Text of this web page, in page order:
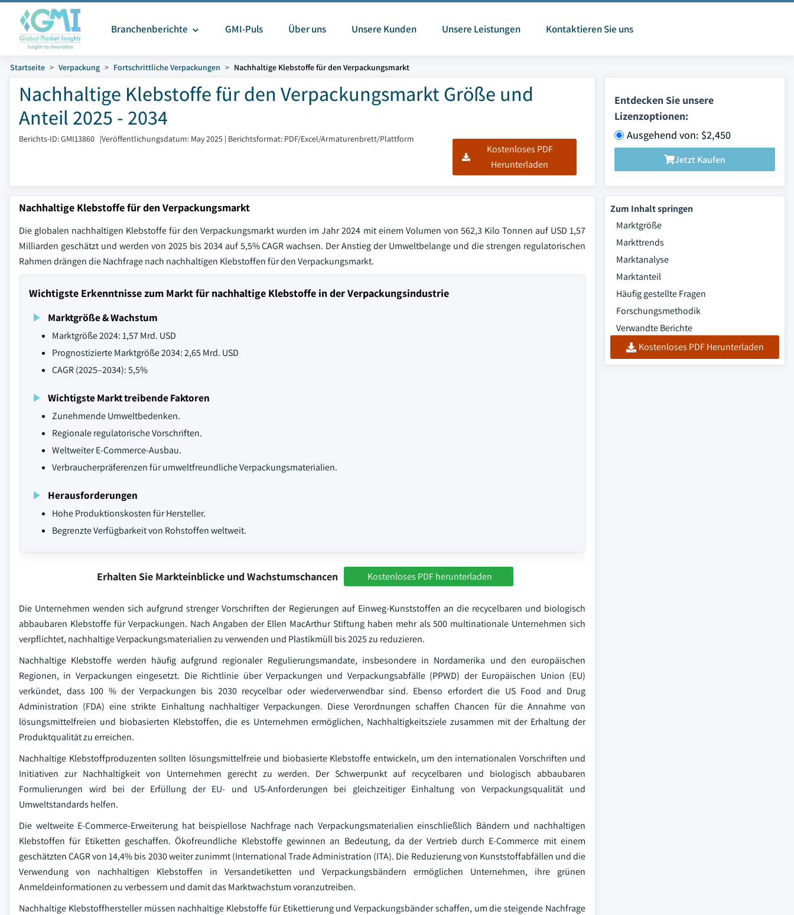
Branchenberichte GMI-Puls Über uns Unsere Kunden Unsere Leistungen Kontaktieren Sie uns
Startseite Verpackung Fortschrittliche Verpackungen Nachhaltige Klebstoffe für den Verpackungsmarkt
Nachhaltige Klebstoffe für den Verpackungsmarkt Größe und
Anteil 2025 - 2034
Berichts-ID: GMI13860 |Veröffentlichungsdatum: May 2025 | Berichtsformat: PDF/Excel/Armaturenbrett/Plattform
Kostenloses PDF
Herunterladen
Entdecken Sie unsere
Lizenzoptionen:
Ausgehend von: $2,450
Jetzt Kaufen
Nachhaltige Klebstoffe für den Verpackungsmarkt
Die globalen nachhaltigen Klebstoffe für den Verpackungsmarkt wurden im Jahr 2024 mit einem Volumen von 562,3 Kilo Tonnen auf USD 1,57
Milliarden geschätzt und werden von 2025 bis 2034 auf 5,5% CAGR wachsen. Der Anstieg der Umweltbelange und die strengen regulatorischen
Rahmen drängen die Nachfrage nach nachhaltigen Klebstoffen für den Verpackungsmarkt.
Wichtigste Erkenntnisse zum Markt für nachhaltige Klebstoffe in der Verpackungsindustrie
Marktgröße & Wachstum
Marktgröße 2024: 1,57 Mrd. USD
Prognostizierte Marktgröße 2034: 2,65 Mrd. USD
CAGR (2025–2034): 5,5%
Wichtigste Markt treibende Faktoren
Zunehmende Umweltbedenken.
Regionale regulatorische Vorschriften.
Weltweiter E-Commerce-Ausbau.
Verbraucherpräferenzen für umweltfreundliche Verpackungsmaterialien.
Herausforderungen
Hohe Produktionskosten für Hersteller.
Begrenzte Verfügbarkeit von Rohstoffen weltweit.
Erhalten Sie Markteinblicke und Wachstumschancen Kostenloses PDF herunterladen
Die Unternehmen wenden sich aufgrund strenger Vorschriften der Regierungen auf Einweg-Kunststoffen an die recycelbaren und biologisch
abbaubaren Klebstoffe für Verpackungen. Nach Angaben der Ellen MacArthur Stiftung haben mehr als 500 multinationale Unternehmen sich
verpflichtet, nachhaltige Verpackungsmaterialien zu verwenden und Plastikmüll bis 2025 zu reduzieren.
Nachhaltige Klebstoffe werden häufig aufgrund regionaler Regulierungsmandate, insbesondere in Nordamerika und den europäischen
Regionen, in Verpackungen eingesetzt. Die Richtlinie über Verpackungen und Verpackungsabfälle (PPWD) der Europäischen Union (EU)
verkündet, dass 100 % der Verpackungen bis 2030 recycelbar oder wiederverwendbar sind. Ebenso erfordert die US Food and Drug
Administration (FDA) eine strikte Einhaltung nachhaltiger Verpackungen. Diese Verordnungen schaffen Chancen für die Annahme von
lösungsmittelfreien und biobasierten Klebstoffen, die es Unternehmen ermöglichen, Nachhaltigkeitsziele zusammen mit der Erhaltung der
Produktqualität zu erreichen.
Nachhaltige Klebstoffproduzenten sollten lösungsmittelfreie und biobasierte Klebstoffe entwickeln, um den internationalen Vorschriften und
Initiativen zur Nachhaltigkeit von Unternehmen gerecht zu werden. Der Schwerpunkt auf recycelbaren und biologisch abbaubaren
Formulierungen wird bei der Erfüllung der EU- und US-Anforderungen bei gleichzeitiger Einhaltung von Verpackungsqualität und
Umweltstandards helfen.
Die weltweite E-Commerce-Erweiterung hat beispiellose Nachfrage nach Verpackungsmaterialien einschließlich Bändern und nachhaltigen
Klebstoffen für Etiketten geschaffen. Ökofreundliche Klebstoffe gewinnen an Bedeutung, da der Vertrieb durch E-Commerce mit einem
geschätzten CAGR von 14,4% bis 2030 weiter zunimmt (International Trade Administration (ITA). Die Reduzierung von Kunststoffabfällen und die
Verwendung von nachhaltigen Klebstoffen in Versandetiketten und Verpackungsbändern ermöglichen Unternehmen, ihre grünen
Anmeldeinformationen zu verbessern und damit das Marktwachstum voranzutreiben.
Nachhaltige Klebstoffhersteller müssen nachhaltige Klebstoffe für Etikettierung und Verpackungsbänder schaffen, um die steigende Nachfrage
Zum Inhalt springen
Marktgröße
Markttrends
Marktanalyse
Marktanteil
Häufig gestellte Fragen
Forschungsmethodik
Verwandte Berichte
Kostenloses PDF Herunterladen